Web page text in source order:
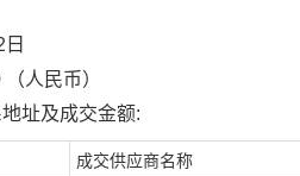
（人民币）
址及成交金额:
成交供应商名称